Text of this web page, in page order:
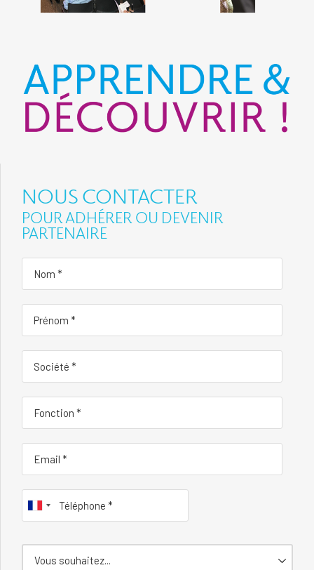
NOUS CONTACTER
POUR ADHÉRER OU DEVENIR
PARTENAIRE
Vous souhaitez...